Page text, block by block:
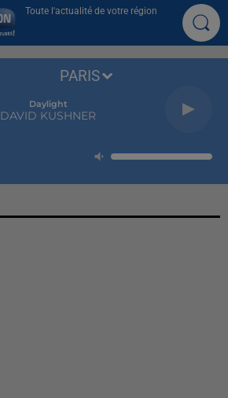
Toute l'actualité de votre région
Daylight
DAVID KUSHNER
PARIS